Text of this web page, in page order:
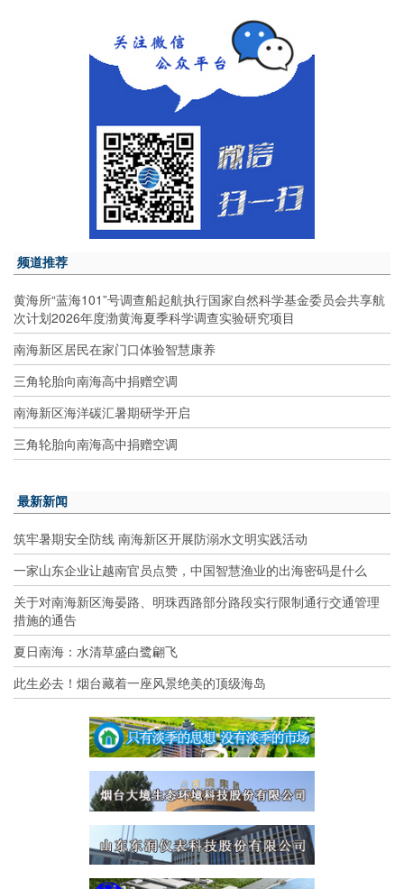
频道推荐
黄海所“蓝海101”号调查船起航执行国家自然科学基金委员会共享航
次计划2026年度渤黄海夏季科学调查实验研究项目
南海新区居民在家门口体验智慧康养
三角轮胎向南海高中捐赠空调
南海新区海洋碳汇暑期研学开启
三角轮胎向南海高中捐赠空调
最新新闻
筑牢暑期安全防线 南海新区开展防溺水文明实践活动
一家山东企业让越南官员点赞，中国智慧渔业的出海密码是什么
关于对南海新区海晏路、明珠西路部分路段实行限制通行交通管理
措施的通告
夏日南海：水清草盛白鹭翩飞
此生必去！烟台藏着一座风景绝美的顶级海岛